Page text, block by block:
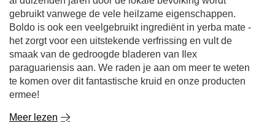
gebruikt vanwege de vele heilzame eigenschappen.
Boldo is ook een veelgebruikt ingrediënt in yerba mate -
het zorgt voor een uitstekende verfrissing en vult de
smaak van de gedroogde bladeren van Ilex
paraguariensis aan. We raden je aan om meer te weten
te komen over dit fantastische kruid en onze producten
ermee!
Meer lezen